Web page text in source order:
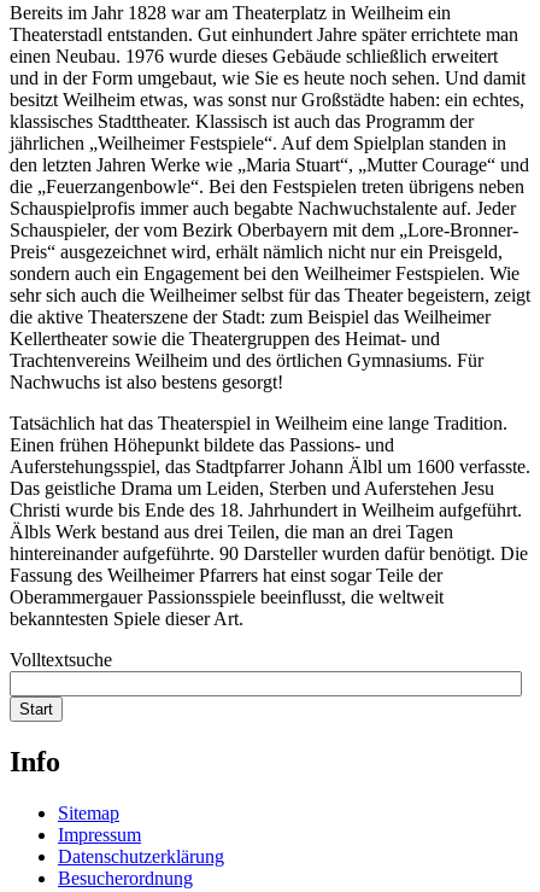
Bereits im Jahr 1828 war am Theaterplatz in Weilheim ein
Theaterstadl entstanden. Gut einhundert Jahre später errichtete man
einen Neubau. 1976 wurde dieses Gebäude schließlich erweitert
und in der Form umgebaut, wie Sie es heute noch sehen. Und damit
besitzt Weilheim etwas, was sonst nur Großstädte haben: ein echtes,
klassisches Stadttheater. Klassisch ist auch das Programm der
jährlichen „Weilheimer Festspiele“. Auf dem Spielplan standen in
den letzten Jahren Werke wie „Maria Stuart“, „Mutter Courage“ und
die „Feuerzangenbowle“. Bei den Festspielen treten übrigens neben
Schauspielprofis immer auch begabte Nachwuchstalente auf. Jeder
Schauspieler, der vom Bezirk Oberbayern mit dem „Lore-Bronner-
Preis“ ausgezeichnet wird, erhält nämlich nicht nur ein Preisgeld,
sondern auch ein Engagement bei den Weilheimer Festspielen. Wie
sehr sich auch die Weilheimer selbst für das Theater begeistern, zeigt
die aktive Theaterszene der Stadt: zum Beispiel das Weilheimer
Kellertheater sowie die Theatergruppen des Heimat- und
Trachtenvereins Weilheim und des örtlichen Gymnasiums. Für
Nachwuchs ist also bestens gesorgt!
Tatsächlich hat das Theaterspiel in Weilheim eine lange Tradition.
Einen frühen Höhepunkt bildete das Passions- und
Auferstehungsspiel, das Stadtpfarrer Johann Älbl um 1600 verfasste.
Das geistliche Drama um Leiden, Sterben und Auferstehen Jesu
Christi wurde bis Ende des 18. Jahrhundert in Weilheim aufgeführt.
Älbls Werk bestand aus drei Teilen, die man an drei Tagen
hintereinander aufgeführte. 90 Darsteller wurden dafür benötigt. Die
Fassung des Weilheimer Pfarrers hat einst sogar Teile der
Oberammergauer Passionsspiele beeinflusst, die weltweit
bekanntesten Spiele dieser Art.
Volltextsuche
Start
Info
Sitemap
Impressum
Datenschutzerklärung
Besucherordnung